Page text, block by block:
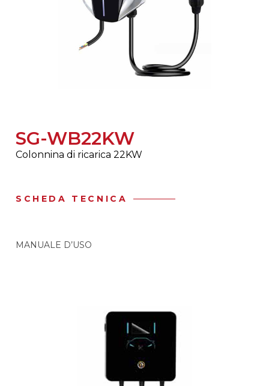
SG-WB22KW
Colonnina di ricarica 22KW
SCHEDA TECNICA
MANUALE D’USO